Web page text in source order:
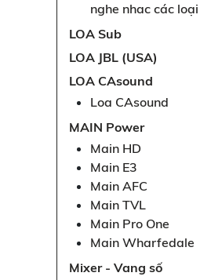
nghe nhac các loại
LOA Sub
LOA JBL (USA)
LOA CAsound
Loa CAsound
MAIN Power
Main HD
Main E3
Main AFC
Main TVL
Main Pro One
Main Wharfedale
Mixer - Vang số